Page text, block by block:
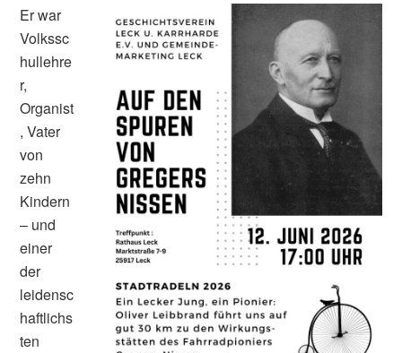
Er war
Volkssc
hullehre
r,
Organist
, Vater
von
zehn
Kindern
– und
einer
der
leidensc
haftlichs
ten